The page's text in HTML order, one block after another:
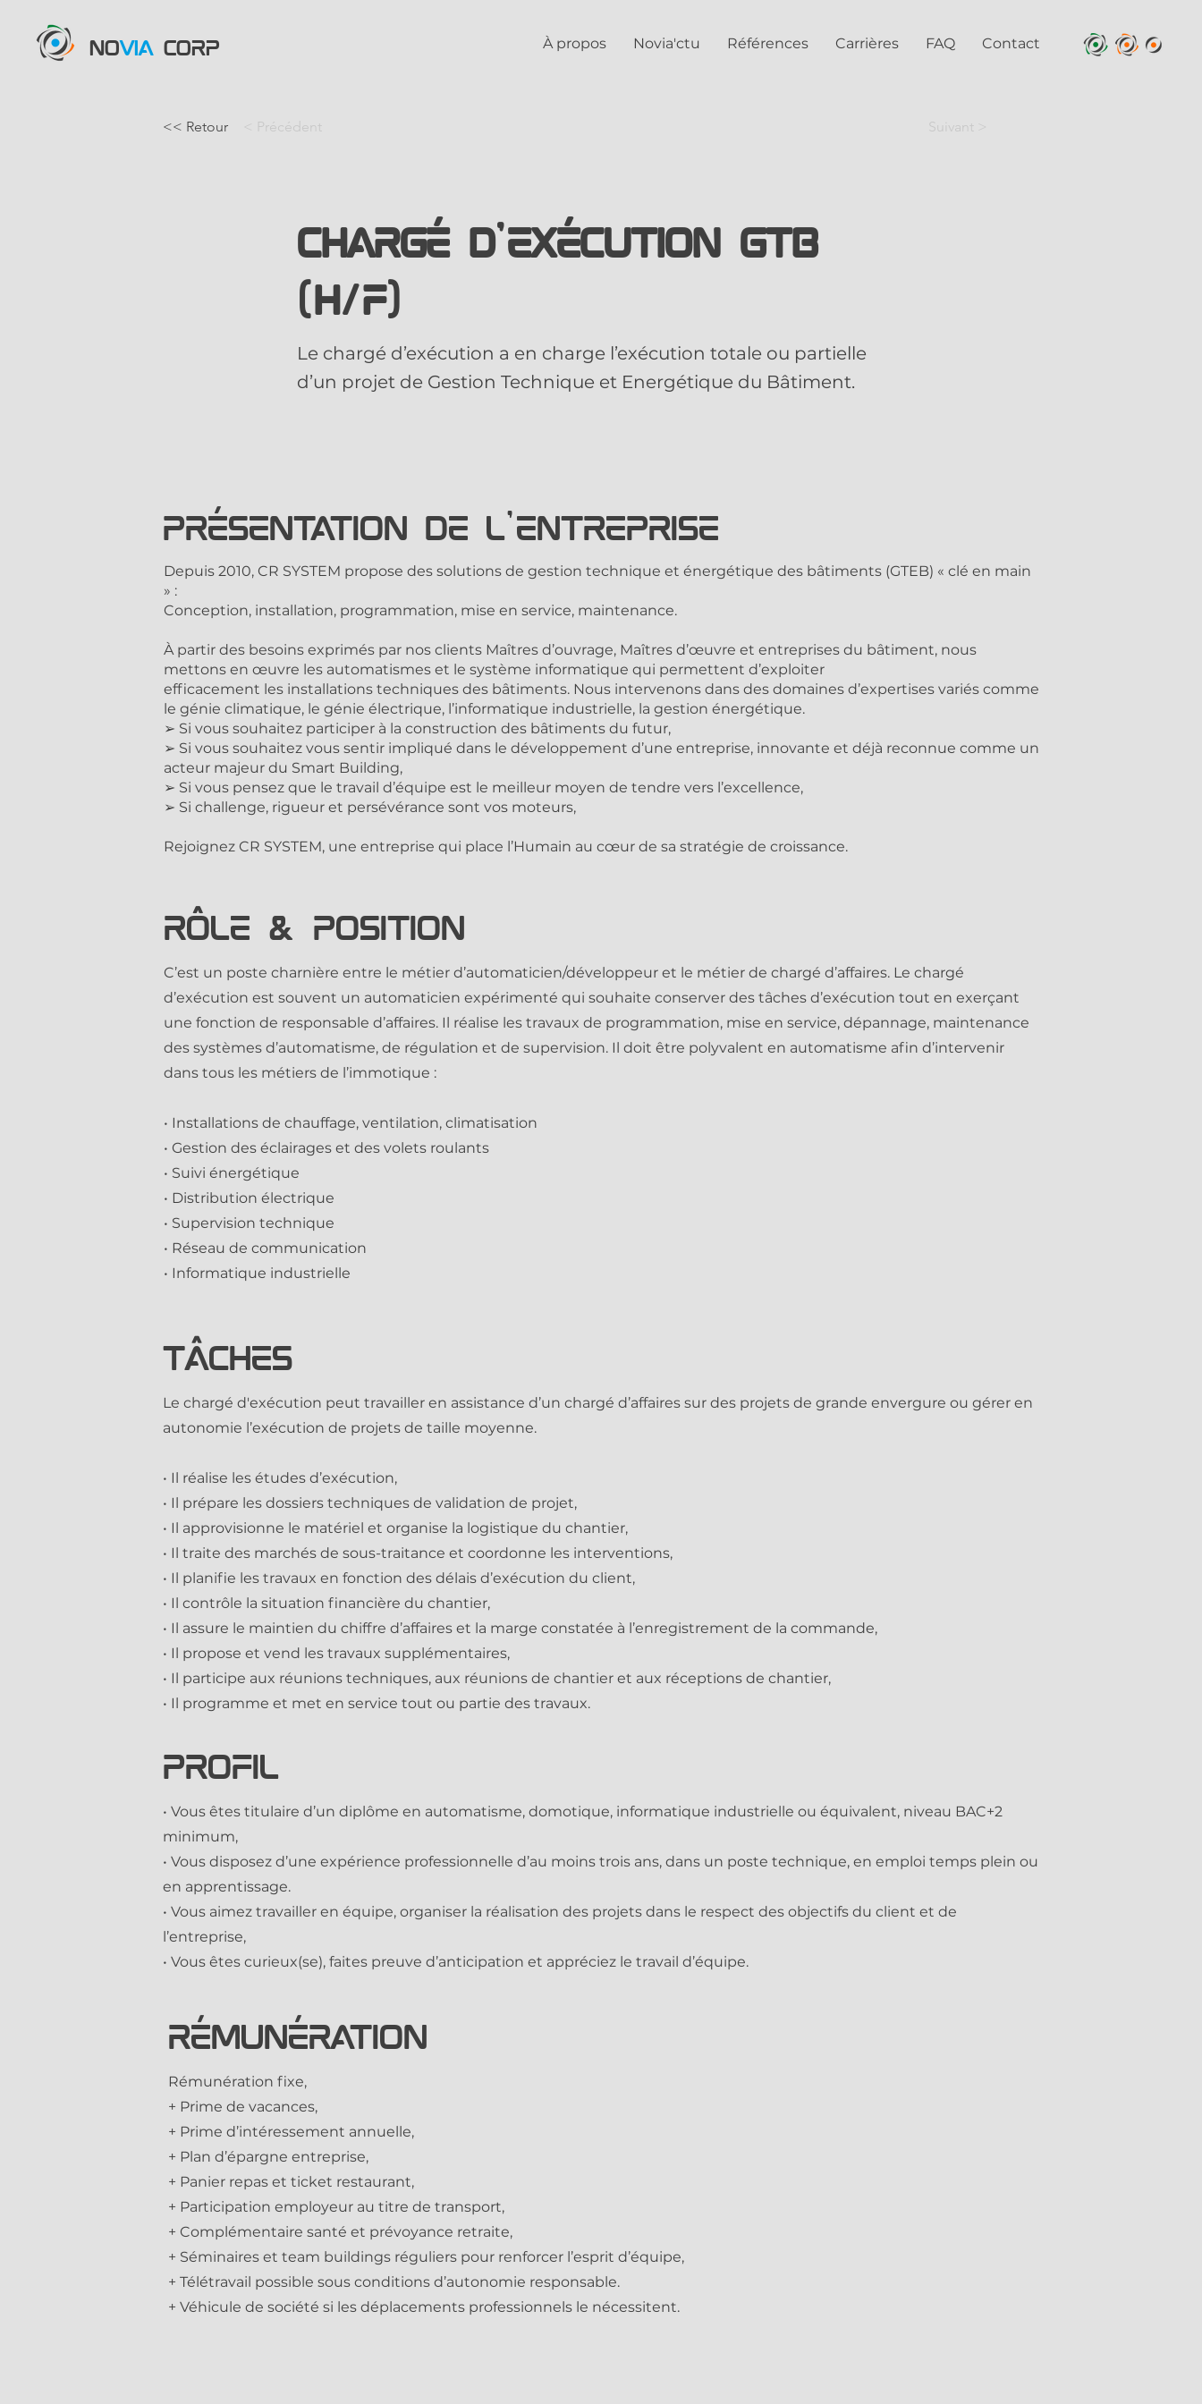
NOVIACORP À propos Novia'ctu Références Carrières FAQ Contact
<< Retour < Précédent Suivant >
Chargé d'exécution GTB
(H/F)
Le chargé d’exécution a en charge l’exécution totale ou partielle
d’un projet de Gestion Technique et Energétique du Bâtiment.
Présentation de l'entreprise
Depuis 2010, CR SYSTEM propose des solutions de gestion technique et énergétique des bâtiments (GTEB) « clé en main
» :
Conception, installation, programmation, mise en service, maintenance.
À partir des besoins exprimés par nos clients Maîtres d’ouvrage, Maîtres d’œuvre et entreprises du bâtiment, nous
mettons en œuvre les automatismes et le système informatique qui permettent d’exploiter
efficacement les installations techniques des bâtiments. Nous intervenons dans des domaines d’expertises variés comme
le génie climatique, le génie électrique, l’informatique industrielle, la gestion énergétique.
➢ Si vous souhaitez participer à la construction des bâtiments du futur,
➢ Si vous souhaitez vous sentir impliqué dans le développement d’une entreprise, innovante et déjà reconnue comme un
acteur majeur du Smart Building,
➢ Si vous pensez que le travail d’équipe est le meilleur moyen de tendre vers l’excellence,
➢ Si challenge, rigueur et persévérance sont vos moteurs,
Rejoignez CR SYSTEM, une entreprise qui place l’Humain au cœur de sa stratégie de croissance.
Rôle & position
C’est un poste charnière entre le métier d’automaticien/développeur et le métier de chargé d’affaires. Le chargé
d’exécution est souvent un automaticien expérimenté qui souhaite conserver des tâches d’exécution tout en exerçant
une fonction de responsable d’affaires. Il réalise les travaux de programmation, mise en service, dépannage, maintenance
des systèmes d’automatisme, de régulation et de supervision. Il doit être polyvalent en automatisme afin d’intervenir
dans tous les métiers de l’immotique :
• Installations de chauffage, ventilation, climatisation
• Gestion des éclairages et des volets roulants
• Suivi énergétique
• Distribution électrique
• Supervision technique
• Réseau de communication
• Informatique industrielle
TÂCHES
Le chargé d'exécution peut travailler en assistance d’un chargé d’affaires sur des projets de grande envergure ou gérer en
autonomie l’exécution de projets de taille moyenne.
• Il réalise les études d’exécution,
• Il prépare les dossiers techniques de validation de projet,
• Il approvisionne le matériel et organise la logistique du chantier,
• Il traite des marchés de sous-traitance et coordonne les interventions,
• Il planifie les travaux en fonction des délais d’exécution du client,
• Il contrôle la situation financière du chantier,
• Il assure le maintien du chiffre d’affaires et la marge constatée à l’enregistrement de la commande,
• Il propose et vend les travaux supplémentaires,
• Il participe aux réunions techniques, aux réunions de chantier et aux réceptions de chantier,
• Il programme et met en service tout ou partie des travaux.
PROFIL
• Vous êtes titulaire d’un diplôme en automatisme, domotique, informatique industrielle ou équivalent, niveau BAC+2
minimum,
• Vous disposez d’une expérience professionnelle d’au moins trois ans, dans un poste technique, en emploi temps plein ou
en apprentissage.
• Vous aimez travailler en équipe, organiser la réalisation des projets dans le respect des objectifs du client et de
l’entreprise,
• Vous êtes curieux(se), faites preuve d’anticipation et appréciez le travail d’équipe.
Rémunération
Rémunération fixe,
+ Prime de vacances,
+ Prime d’intéressement annuelle,
+ Plan d’épargne entreprise,
+ Panier repas et ticket restaurant,
+ Participation employeur au titre de transport,
+ Complémentaire santé et prévoyance retraite,
+ Séminaires et team buildings réguliers pour renforcer l’esprit d’équipe,
+ Télétravail possible sous conditions d’autonomie responsable.
+ Véhicule de société si les déplacements professionnels le nécessitent.